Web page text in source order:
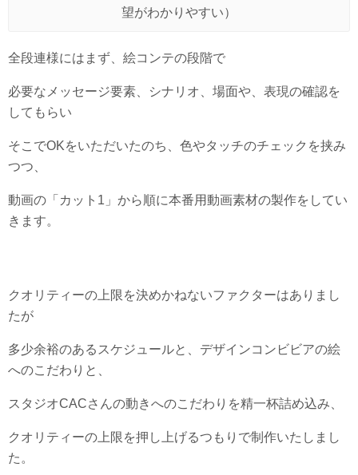
望がわかりやすい）
全段連様にはまず、絵コンテの段階で
必要なメッセージ要素、シナリオ、場面や、表現の確認を
してもらい
そこでOKをいただいたのち、色やタッチのチェックを挟み
つつ、
動画の「カット1」から順に本番用動画素材の製作をしてい
きます。
クオリティーの上限を決めかねないファクターはありまし
たが
多少余裕のあるスケジュールと、デザインコンビビアの絵
へのこだわりと、
スタジオCACさんの動きへのこだわりを精一杯詰め込み、
クオリティーの上限を押し上げるつもりで制作いたしまし
た。